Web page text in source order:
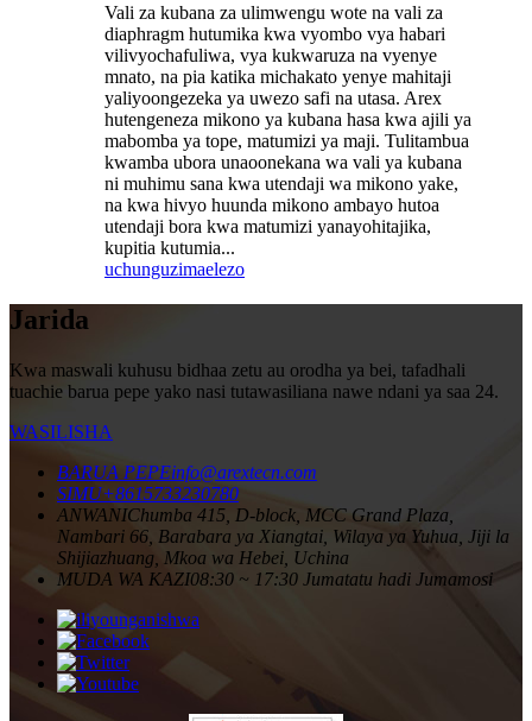
Vali za kubana za ulimwengu wote na vali za
diaphragm hutumika kwa vyombo vya habari
vilivyochafuliwa, vya kukwaruza na vyenye
mnato, na pia katika michakato yenye mahitaji
yaliyoongezeka ya uwezo safi na utasa. Arex
hutengeneza mikono ya kubana hasa kwa ajili ya
mabomba ya tope, matumizi ya maji. Tulitambua
kwamba ubora unaoonekana wa vali ya kubana
ni muhimu sana kwa utendaji wa mikono yake,
na kwa hivyo huunda mikono ambayo hutoa
utendaji bora kwa matumizi yanayohitajika,
kupitia kutumia...
uchunguzimaelezo
Jarida
Kwa maswali kuhusu bidhaa zetu au orodha ya bei, tafadhali
tuachie barua pepe yako nasi tutawasiliana nawe ndani ya saa 24.
WASILISHA
BARUA PEPEinfo@arextecn.com
SIMU+8615733230780
ANWANIChumba 415, D-block, MCC Grand Plaza,
Nambari 66, Barabara ya Xiangtai, Wilaya ya Yuhua, Jiji la
Shijiazhuang, Mkoa wa Hebei, Uchina
MUDA WA KAZI08:30 ~ 17:30 Jumatatu hadi Jumamosi